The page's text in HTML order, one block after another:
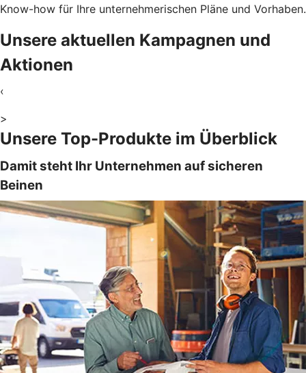
Know-how für Ihre unternehmerischen Pläne und Vorhaben.
Unsere aktuellen Kampagnen und
Aktionen
‹
>
Unsere Top-Produkte im Überblick
Damit steht Ihr Unternehmen auf sicheren
Beinen